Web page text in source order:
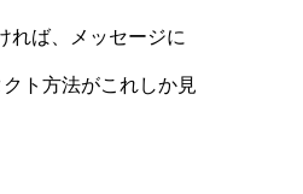
れば、メッセージに
ト方法がこれしか見